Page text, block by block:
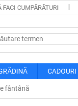
FACI CUMPĂRĂTURI
CADOURI
fântână